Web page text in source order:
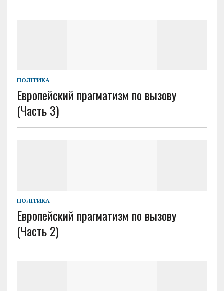
ПОЛІТИКА
Европейский прагматизм по вызову
(Часть 3)
ПОЛІТИКА
Европейский прагматизм по вызову
(Часть 2)